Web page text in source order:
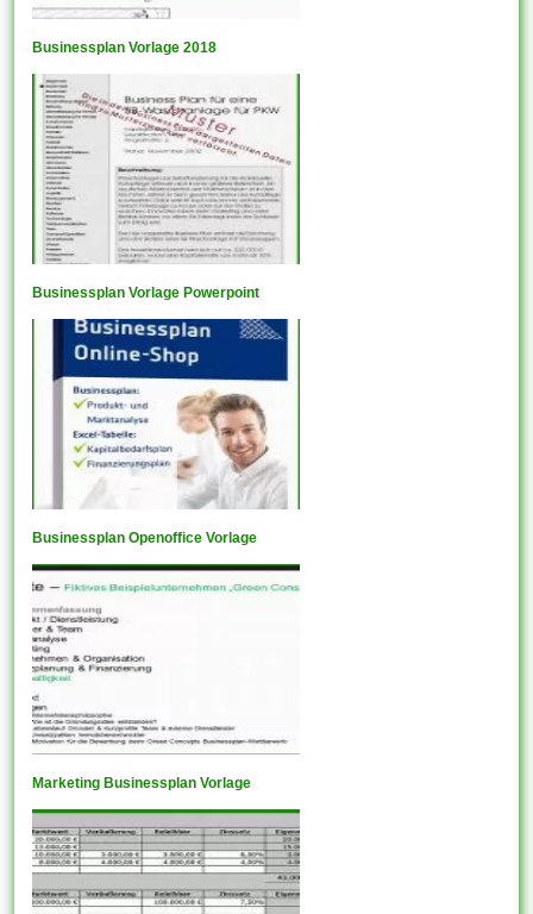
Businessplan Vorlage 2018
Businessplan Vorlage Powerpoint
Businessplan Openoffice Vorlage
Marketing Businessplan Vorlage